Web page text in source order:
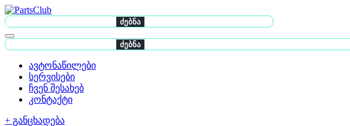
ძებნა
ძებნა
ავტონაწილები
სერვისები
ჩვენ შესახებ
კონტაქტი
+ განცხადება